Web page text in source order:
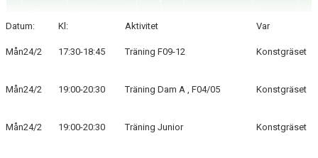
BLI MEDLEM
Datum: Kl: Aktivitet Var
Mån24/2 17:30-18:45 Träning F09-12 Konstgräset
Mån24/2 19:00-20:30 Träning Dam A , F04/05 Konstgräset
Mån24/2 19:00-20:30 Träning Junior Konstgräset